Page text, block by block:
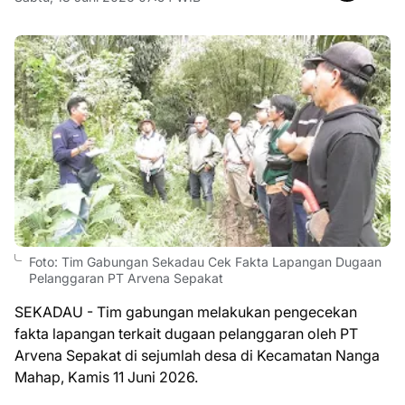
Foto: Tim Gabungan Sekadau Cek Fakta Lapangan Dugaan
Pelanggaran PT Arvena Sepakat
SEKADAU - Tim gabungan melakukan pengecekan
fakta lapangan terkait dugaan pelanggaran oleh PT
Arvena Sepakat di sejumlah desa di Kecamatan Nanga
Mahap, Kamis 11 Juni 2026.